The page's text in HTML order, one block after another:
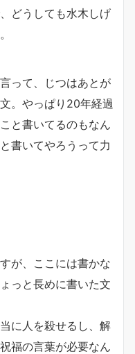
どうしても水木しげ
って、じつはあとが
。やっぱり20年経過
と書いてるのもなん
書いてやろうって力
が、ここには書かな
っと長めに書いた文
に人を殺せるし、解
福の言葉が必要なん